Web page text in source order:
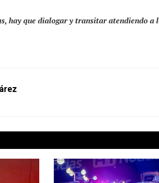
hay que dialogar y transitar atendiendo a